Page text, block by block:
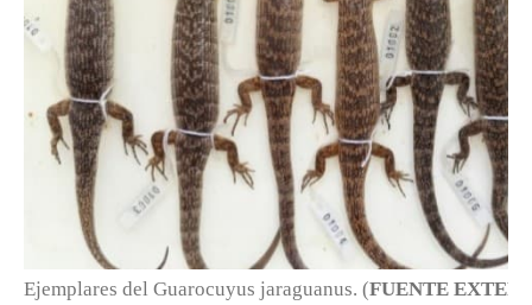
Ejemplares del Guarocuyus jaraguanus. (FUENTE